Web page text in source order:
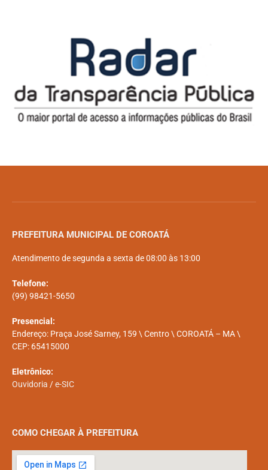
PREFEITURA MUNICIPAL DE COROATÁ
Atendimento de segunda a sexta de 08:00 às 13:00
Telefone:
(99) 98421-5650
Presencial:
Endereço: Praça José Sarney, 159 \ Centro \ COROATÁ – MA \
CEP: 65415000
Eletrônico:
Ouvidoria /e-SIC
COMO CHEGAR À PREFEITURA